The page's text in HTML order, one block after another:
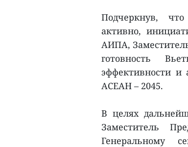
Подчеркнув,
активно,
АИПА,
готовность
эффективности и
АСЕАН – 2045.
В целях
Заместитель
Генеральному